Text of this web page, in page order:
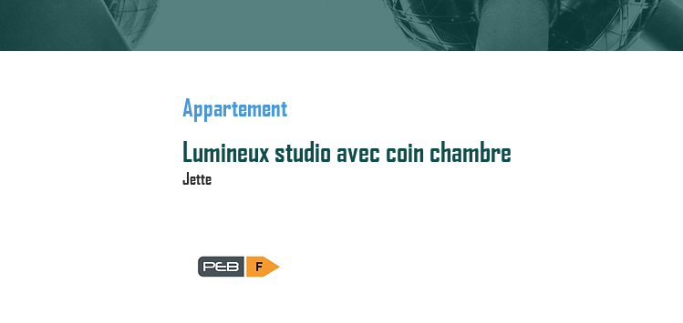
Appartement
Lumineux studio avec coin chambre
Jette